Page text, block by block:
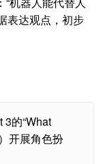
表达观点，初步
3的“What
开展角色扮